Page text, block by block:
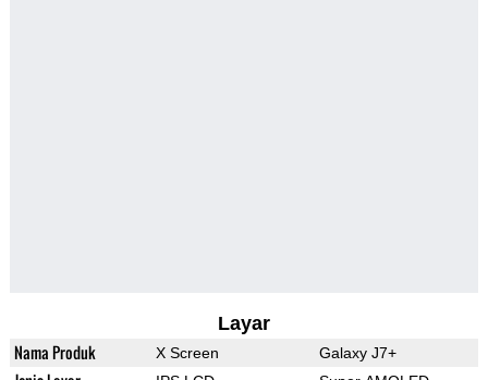
Layar
Nama Produk X Screen Galaxy J7+